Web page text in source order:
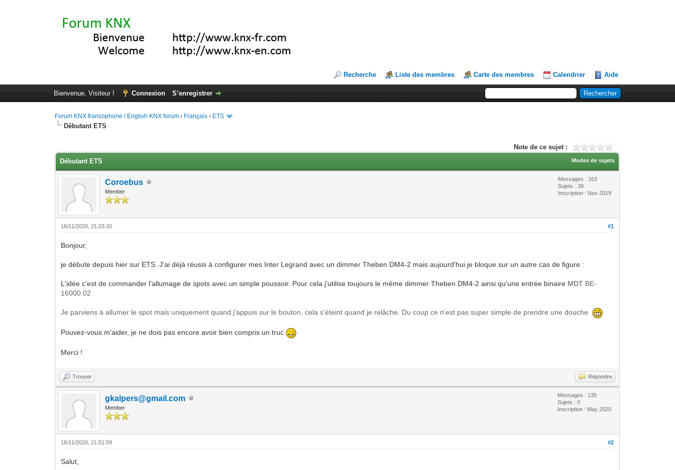
Recherche Liste des membres Carte des membres Calendrier Aide
Bienvenue, Visiteur ! Connexion S’enregistrer
Forum KNX francophone / English KNX forum › Français › ETS
Débutant ETS
Note de ce sujet :
Modes de sujets
Débutant ETS
Coroebus
Member
Messages : 163
Sujets : 38
Inscription : Nov 2019
#1
16/11/2020, 21:03:20
Bonjour,
je débute depuis hier sur ETS. J'ai déjà réussi à configurer mes Inter Legrand avec un dimmer Theben DM4-2 mais aujourd'hui je bloque sur un autre cas de figure :
L'idée c'est de commander l'allumage de spots avec un simple poussoir. Pour cela j'utilise toujours le même dimmer Theben DM4-2 ainsi qu'une entrée binaire MDT BE-
16000.02
Je parviens à allumer le spot mais uniquement quand j'appuis sur le bouton, cela s'éteint quand je relâche. Du coup ce n'est pas super simple de prendre une douche
Pouvez-vous m'aider, je ne dois pas encore avoir bien compris un truc
Merci !
Trouver Répondre
gkalpers@gmail.com
Member
Messages : 135
Sujets : 0
Inscription : May 2020
#2
16/11/2020, 21:51:59
Salut,